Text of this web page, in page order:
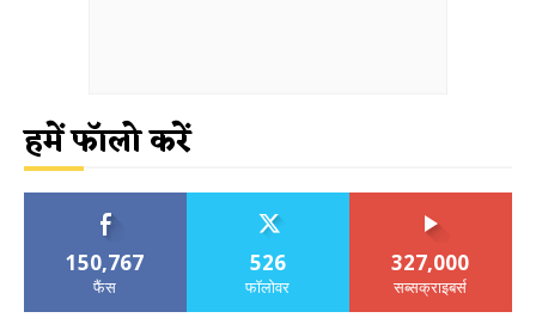
हमें फॉलो करें
150,767
फैंस
526
फॉलोवर
327,000
सब्सक्राइबर्स